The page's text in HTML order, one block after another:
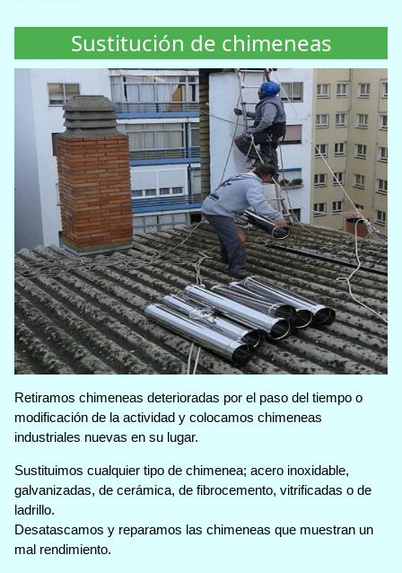
Sustitución de chimeneas
Retiramos chimeneas deterioradas por el paso del tiempo o
modificación de la actividad y colocamos chimeneas
industriales nuevas en su lugar.
Sustituimos cualquier tipo de chimenea; acero inoxidable,
galvanizadas, de cerámica, de fibrocemento, vitrificadas o de
ladrillo.
Desatascamos y reparamos las chimeneas que muestran un
mal rendimiento.